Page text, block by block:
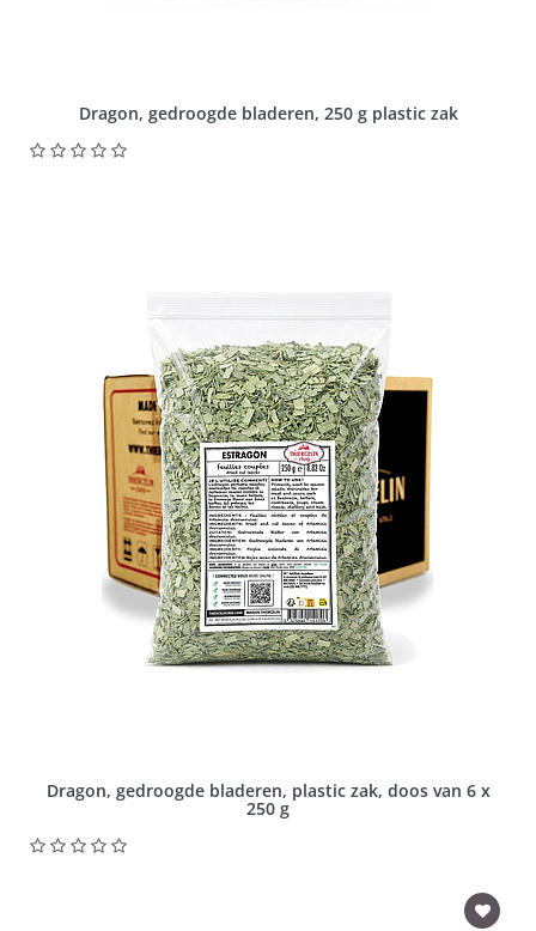
Dragon, gedroogde bladeren, 250 g plastic zak
Dragon, gedroogde bladeren, plastic zak, doos van 6 x
250 g